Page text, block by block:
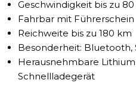
Geschwindigkeit bis zu
Fahrbar mit Führerschein
Reichweite bis zu 180 km
Besonderheit: Bluetooth,
Herausnehmbare
Schnellladegerät